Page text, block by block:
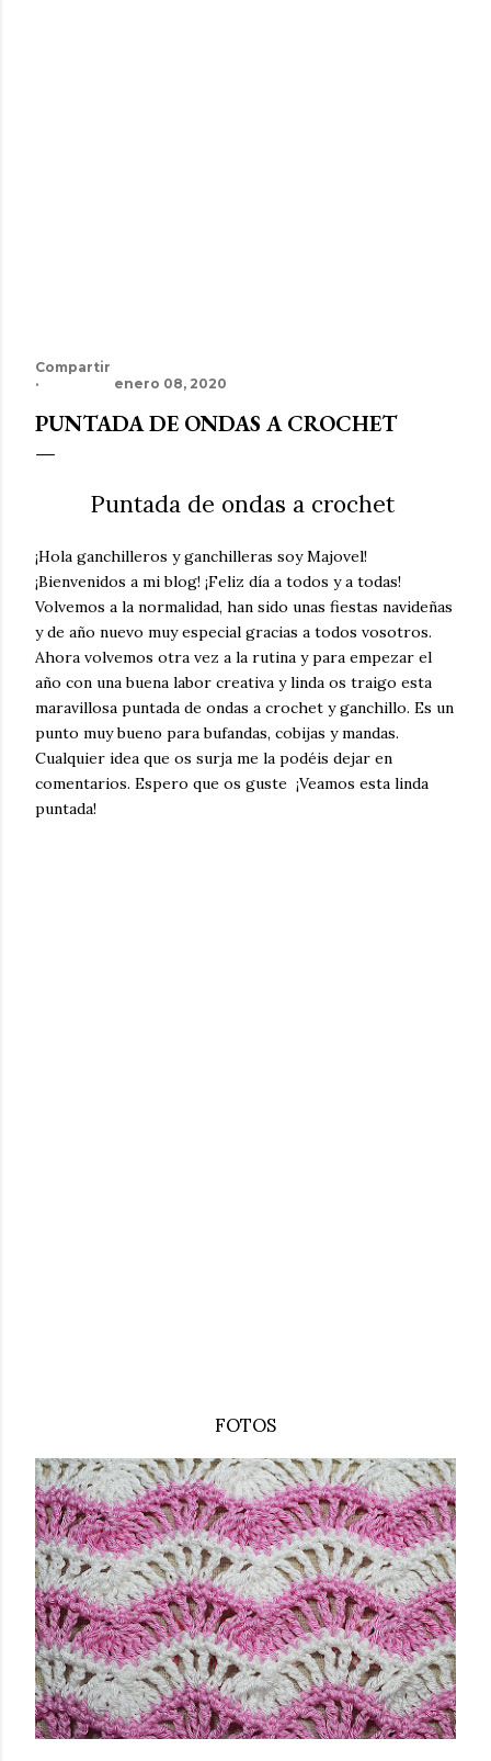
Compartir
enero 08, 2020
PUNTADA DE ONDAS A CROCHET
Puntada de ondas a crochet
¡Hola ganchilleros y ganchilleras soy Majovel!
¡Bienvenidos a mi blog! ¡Feliz día a todos y a todas!
Volvemos a la normalidad, han sido unas fiestas navideñas
y de año nuevo muy especial gracias a todos vosotros.
Ahora volvemos otra vez a la rutina y para empezar el
año con una buena labor creativa y linda os traigo esta
maravillosa puntada de ondas a crochet y ganchillo. Es un
punto muy bueno para bufandas, cobijas y mandas.
Cualquier idea que os surja me la podéis dejar en
comentarios. Espero que os guste ¡Veamos esta linda
puntada!
FOTOS